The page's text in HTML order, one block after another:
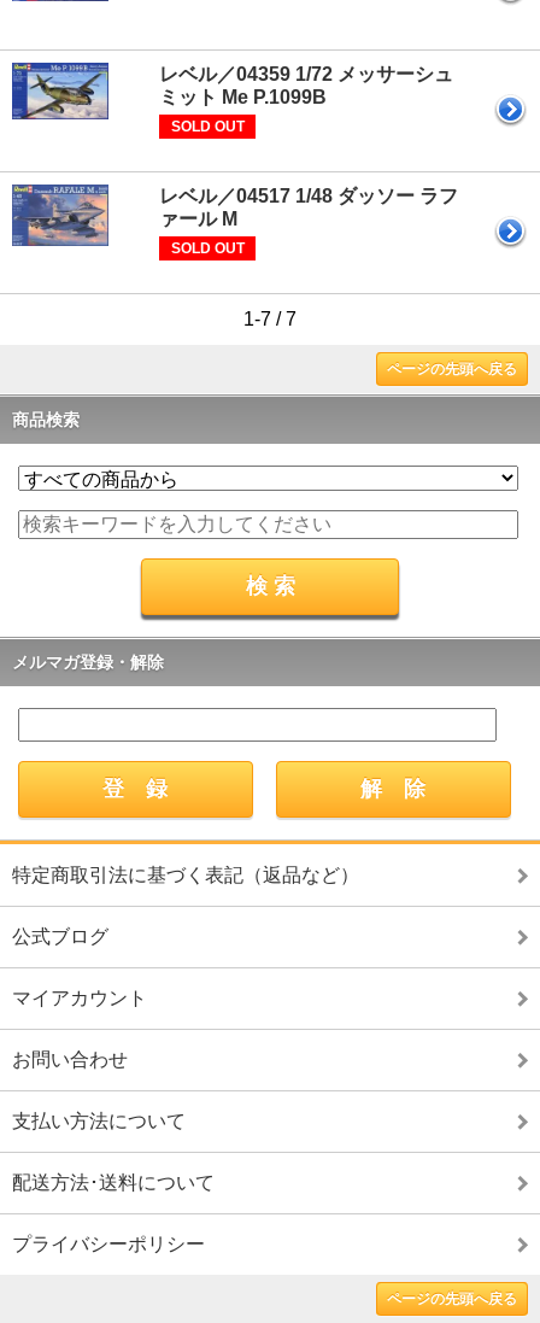
レベル／04359 1/72 メッサーシュ
ミット Me P.1099B
SOLD OUT
レベル／04517 1/48 ダッソー ラフ
ァール M
SOLD OUT
1-7 / 7
ページの先頭へ戻る
商品検索
メルマガ登録・解除
特定商取引法に基づく表記（返品など）
公式ブログ
マイアカウント
お問い合わせ
支払い方法について
配送方法･送料について
プライバシーポリシー
ページの先頭へ戻る